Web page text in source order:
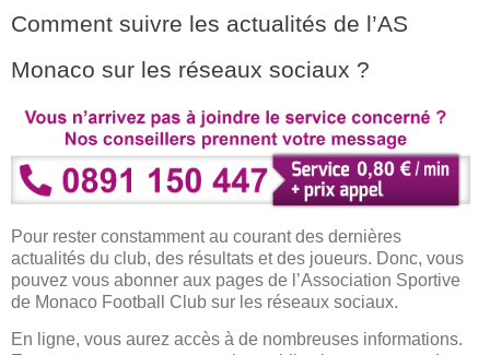
Comment suivre les actualités de l’AS
Monaco sur les réseaux sociaux ?
Pour rester constamment au courant des dernières
actualités du club, des résultats et des joueurs. Donc, vous
pouvez vous abonner aux pages de l’Association Sportive
de Monaco Football Club sur les réseaux sociaux.
En ligne, vous aurez accès à de nombreuses informations.